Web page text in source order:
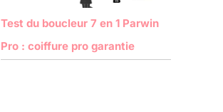
Test du boucleur 7 en 1 Parwin
Pro : coiffure pro garantie